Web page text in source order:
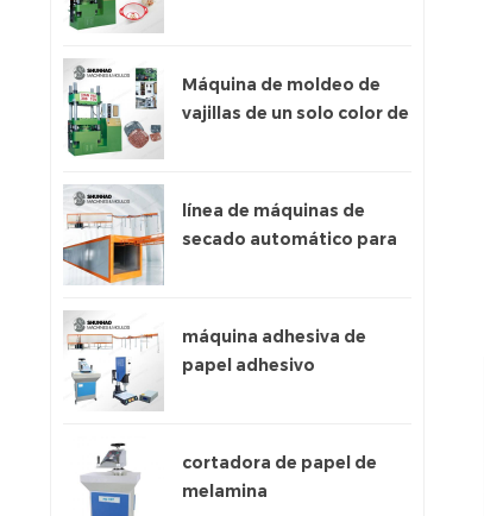
Máquina de moldeo de
vajillas de un solo color de
línea de máquinas de
secado automático para
máquina adhesiva de
papel adhesivo
cortadora de papel de
melamina